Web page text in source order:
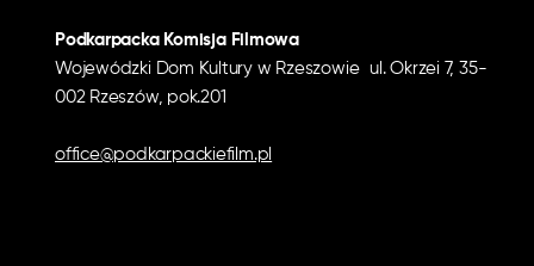
Podkarpacka Komisja Filmowa
Wojewódzki Dom Kultury w Rzeszowie ul. Okrzei 7, 35-
002 Rzeszów, pok.201
office@podkarpackiefilm.pl